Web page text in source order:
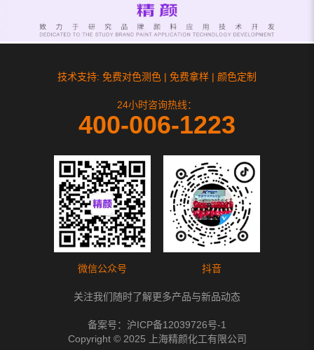
技术支持: 免费对色测色 | 免费拿样 | 颜色定制
24小时咨询热线：
400-006-1223
微信公众号 抖音
关注我们随时了解更多产品与新品动态
备案号： 沪ICP备12039726号-1
Copyright © 2025 上海精颜化工有限公司